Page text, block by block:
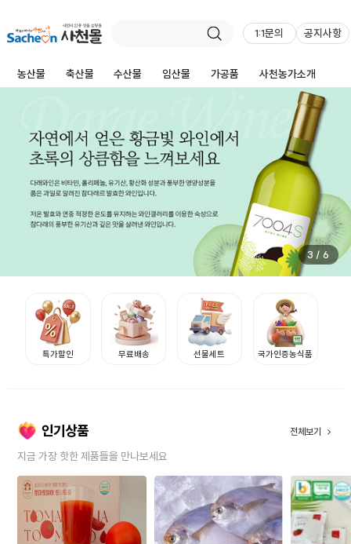
1:1문의 공지사항
농산물 축산물 수산물 임산물 가공품 사천농가소개
3 /6
특가할인 무료배송 선물세트 국가인증농식품
인기상품 전체보기
지금 가장 핫한 제품들을 만나보세요